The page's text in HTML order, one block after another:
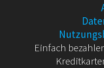
Einfach